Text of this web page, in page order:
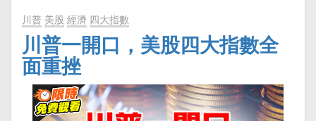
川普 美股 經濟 四大指數
川普一開口，美股四大指數全
面重挫